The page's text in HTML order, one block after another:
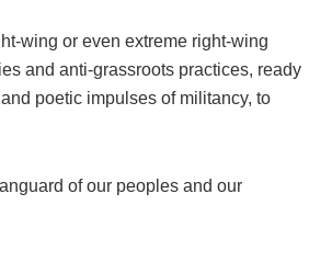
wing or even extreme right-wing
and anti-grassroots practices, ready
poetic impulses of militancy, to
of our peoples and our